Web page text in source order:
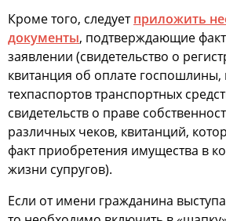
Кроме того, следуетприложить
документы, подтверждающие
заявлении (свидетельство о
квитанция об оплате госпошлины,
техпаспортов транспортных
свидетельств о праве
различных чеков, квитанций,
факт приобретения имущества в
жизни супругов).
Если от имени гражданина